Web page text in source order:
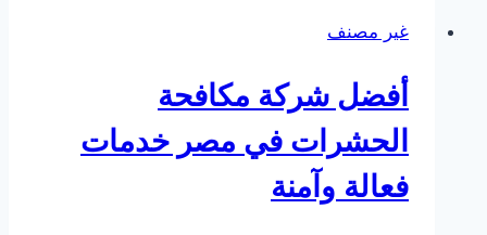
مصر:
منزلك
وعملك
غير مصنف
أفضل شركة مكافحة
الحشرات في مصر خدمات
فعالة وآمنة